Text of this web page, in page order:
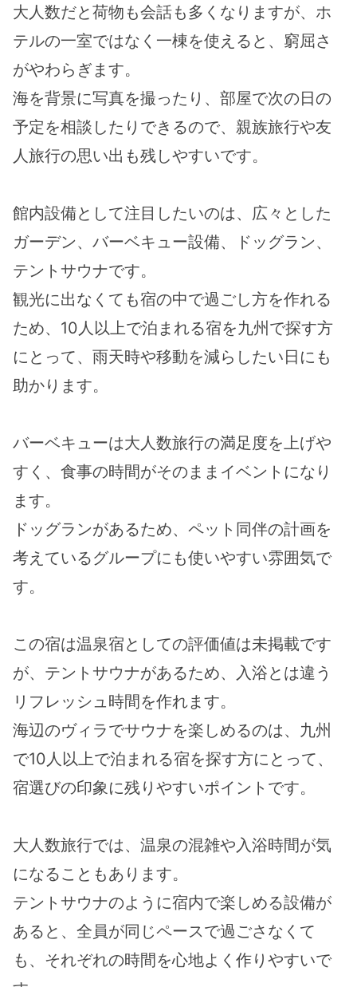
大人数だと荷物も会話も多くなりますが、ホ
テルの一室ではなく一棟を使えると、窮屈さ
がやわらぎます。
海を背景に写真を撮ったり、部屋で次の日の
予定を相談したりできるので、親族旅行や友
人旅行の思い出も残しやすいです。
館内設備として注目したいのは、広々とした
ガーデン、バーベキュー設備、ドッグラン、
テントサウナです。
観光に出なくても宿の中で過ごし方を作れる
ため、10人以上で泊まれる宿を九州で探す方
にとって、雨天時や移動を減らしたい日にも
助かります。
バーベキューは大人数旅行の満足度を上げや
すく、食事の時間がそのままイベントになり
ます。
ドッグランがあるため、ペット同伴の計画を
考えているグループにも使いやすい雰囲気で
す。
この宿は温泉宿としての評価値は未掲載です
が、テントサウナがあるため、入浴とは違う
リフレッシュ時間を作れます。
海辺のヴィラでサウナを楽しめるのは、九州
で10人以上で泊まれる宿を探す方にとって、
宿選びの印象に残りやすいポイントです。
大人数旅行では、温泉の混雑や入浴時間が気
になることもあります。
テントサウナのように宿内で楽しめる設備が
あると、全員が同じペースで過ごさなくて
も、それぞれの時間を心地よく作りやすいで